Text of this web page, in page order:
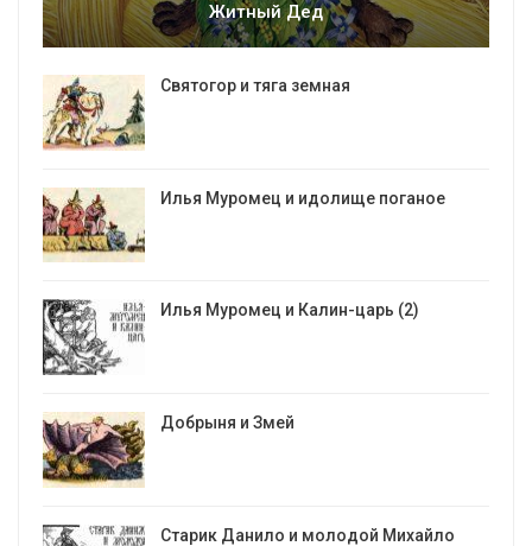
Житный Дед
Святогор и тяга земная
Илья Муромец и идолище поганое
Илья Муромец и Калин-царь (2)
Добрыня и Змей
Старик Данило и молодой Михайло